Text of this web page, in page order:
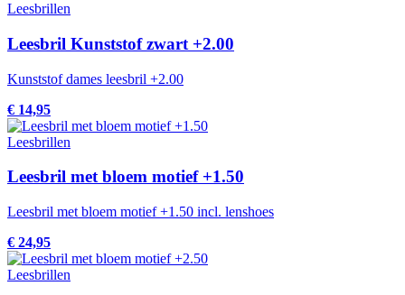
Leesbrillen
Leesbril Kunststof zwart +2.00
Kunststof dames leesbril +2.00
€ 14,95
Leesbrillen
Leesbril met bloem motief +1.50
Leesbril met bloem motief +1.50 incl. lenshoes
€ 24,95
Leesbrillen